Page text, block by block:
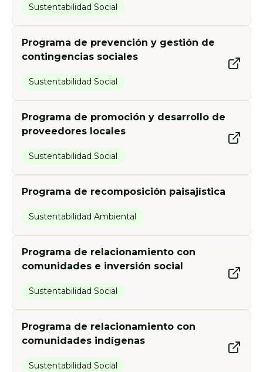
Sustentabilidad Social
Programa de prevención y gestión de
contingencias sociales
Sustentabilidad Social
Programa de promoción y desarrollo de
proveedores locales
Sustentabilidad Social
Programa de recomposición paisajística
Sustentabilidad Ambiental
Programa de relacionamiento con
comunidades e inversión social
Sustentabilidad Social
Programa de relacionamiento con
comunidades indígenas
Sustentabilidad Social